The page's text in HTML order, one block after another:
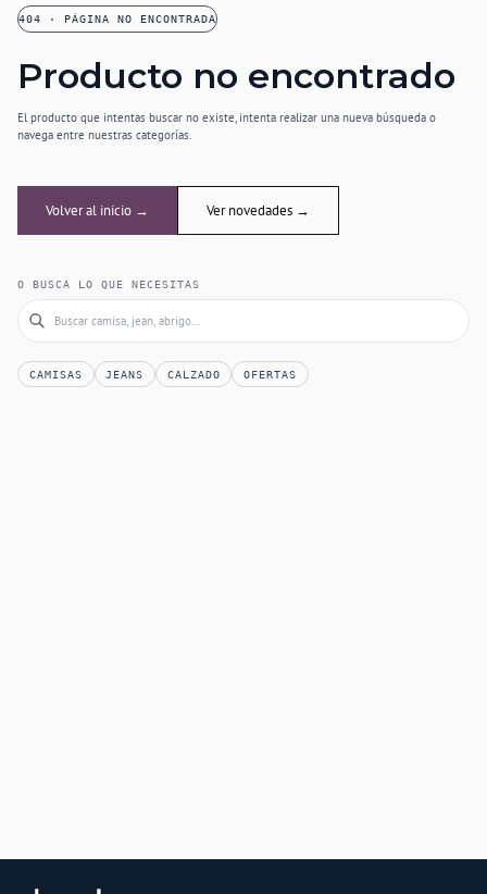
404 · PÁGINA NO ENCONTRADA
Producto no encontrado
El producto que intentas buscar no existe, intenta realizar una nueva búsqueda o
navega entre nuestras categorías.
Volver al inicio → Ver novedades →
O BUSCA LO QUE NECESITAS
CAMISAS JEANS CALZADO OFERTAS